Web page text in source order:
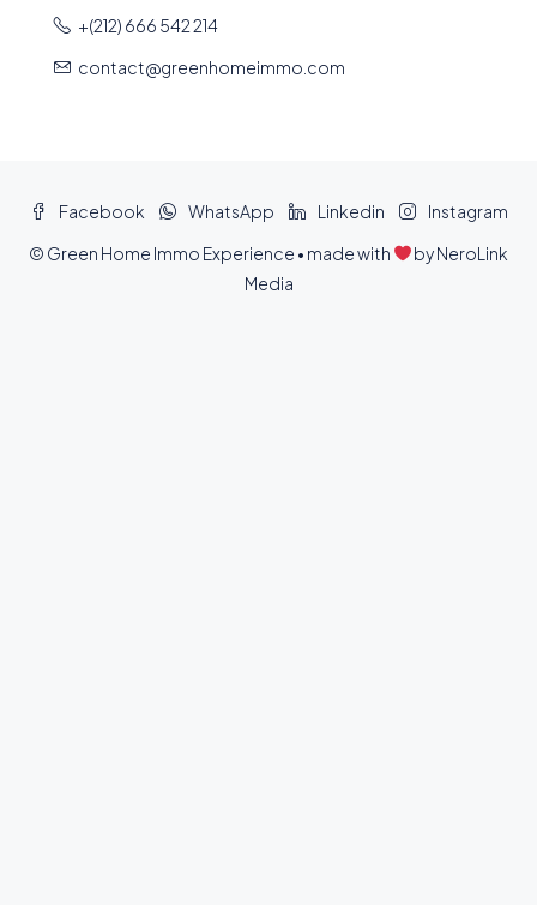
+(212) 666 542 214
contact@greenhomeimmo.com
Facebook WhatsApp Linkedin
Instagram
© Green Home Immo Experience • made with
byNeroLink
Media